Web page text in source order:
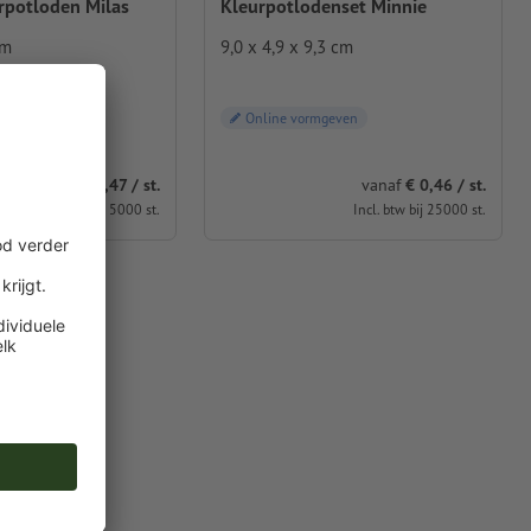
€ 1,47 / st.
Incl. btw bij 5000 st.
9,0 x 4,9 x 9,3 cm
Online vormgeven
vanaf€ 0,46 / st.
Incl. btw bij 25000 st.